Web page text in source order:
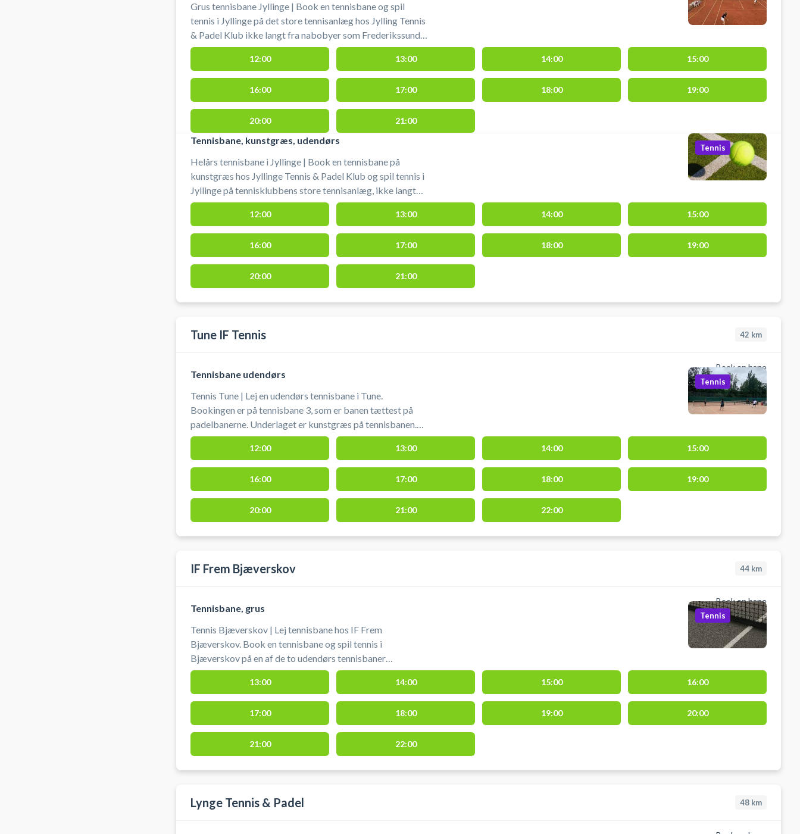
Grus tennisbane Jyllinge | Book en tennisbane og spil
tennis i Jyllinge på det store tennisanlæg hos Jylling Tennis
& Padel Klub ikke langt fra nabobyer som Frederikssund,
Ølstykke, Stenløse og Slangerup. Du lejer en udendørs grus
tennisbane med lys hos Jyllinge Tennis & Padel Klub. Der er
gratis parkering ved tennisbanerne på Planetvej 32, 4040
Jyllinge og du medbringer selv ketcher og bolde.
12:00 13:00 14:00 15:00
16:00 17:00 18:00 19:00
20:00 21:00
Tennisbane, kunstgræs, udendørs
Helårs tennisbane i Jyllinge | Book en tennisbane på
kunstgræs hos Jyllinge Tennis & Padel Klub og spil tennis i
Jyllinge på tennisklubbens store tennisanlæg, ikke langt
fra byer som Ølstykke, Frederikssund, Stenløse og
lys hos Jyllinge Tennis & Padel Klub. Der er gratis
parkering ved kunstgræs tennisbanerne på Planetvej 32,
4040 Jyllinge og du medbringer selv ketcher og bolde.
Tennis
12:00 13:00 14:00 15:00
16:00 17:00 18:00 19:00
20:00 21:00
Tune IF Tennis 42 km
Book en bane
Tennisbane udendørs
Tennis Tune | Lej en udendørs tennisbane i Tune.
Bookingen er på tennisbane 3, som er banen tættest på
padelbanerne. Underlaget er kunstgræs på tennisbanen.
Book din tennisbane og spil tennis i Tune på en udendørs
kunstgræs tennisbane. Booking af tennisbane i Tune er hos
Tune IF Tennis. Du skal selvmedbringe ketchere og bolde.
Der er adgang til banen via dør ved padelbanerne.
Tennis
12:00 13:00 14:00 15:00
16:00 17:00 18:00 19:00
20:00 21:00 22:00
IF Frem Bjæverskov 44 km
Book en bane
Tennisbane, grus
Tennis Bjæverskov | Lej tennisbane hos IF Frem
Bjæverskov. Book en tennisbane og spil tennis i
Bjæverskov på en af de to udendørs tennisbaner
beliggende ved Skovbohallen i Bjæverskov. Tennisbanerne
har begge en grå grusbelægning. Gratis parkering ved
tennisbanerne, på den store parkeringsplads ved
Skovbohallen på Halvejen 14, 4632 Bjæverskov.
Tennis
13:00 14:00 15:00 16:00
17:00 18:00 19:00 20:00
21:00 22:00
Lynge Tennis & Padel 48 km